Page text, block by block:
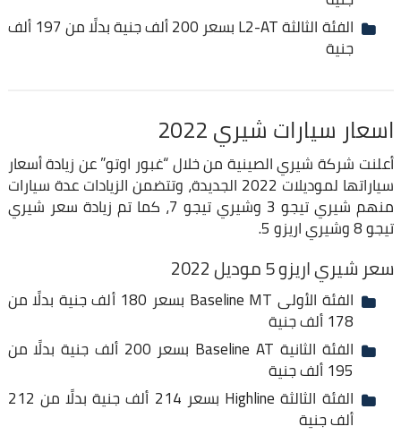
الفئة الثالثة L2-AT بسعر 200 ألف جنية بدلًا من 197 ألف
جنية
اسعار سيارات شيري 2022
أعلنت شركة شيري الصينية من خلال “غبور اوتو” عن زيادة أسعار
سياراتها لموديلات 2022 الجديدة، وتتضمن الزيادات عدة سيارات
منهم شيري تيجو 3 وشيري تيجو 7، كما تم زيادة سعر شيري
تيجو 8 وشيري اريزو 5.
سعر شيري اريزو 5 موديل 2022
الفئة الأولى Baseline MT بسعر 180 ألف جنية بدلًا من
178 ألف جنية
الفئة الثانية Baseline AT بسعر 200 ألف جنية بدلًا من
195 ألف جنية
الفئة الثالثة Highline بسعر 214 ألف جنية بدلًا من 212
ألف جنية